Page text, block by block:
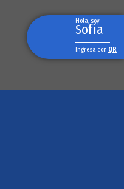
Hola, soy
Sofía
Ingresa con QR